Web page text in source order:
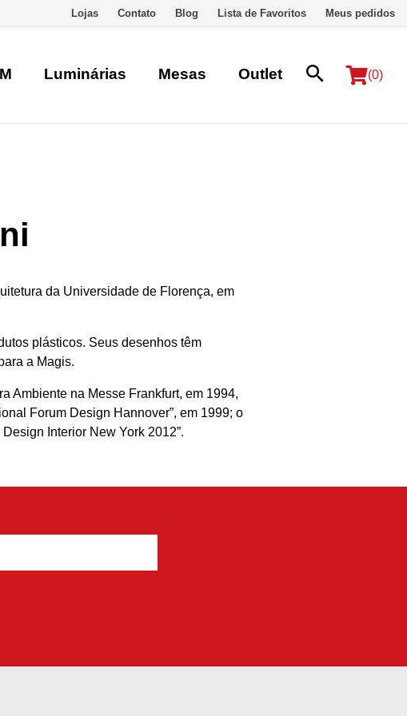
Lojas Contato Blog Lista de Favoritos Meus pedidos
Luminárias Mesas Outlet (0)
da Universidade de Florença, em
plásticos. Seus desenhos têm
a Magis.
Ambiente na Messe Frankfurt, em 1994,
Forum Design Hannover”, em 1999; o
Interior New York 2012”.